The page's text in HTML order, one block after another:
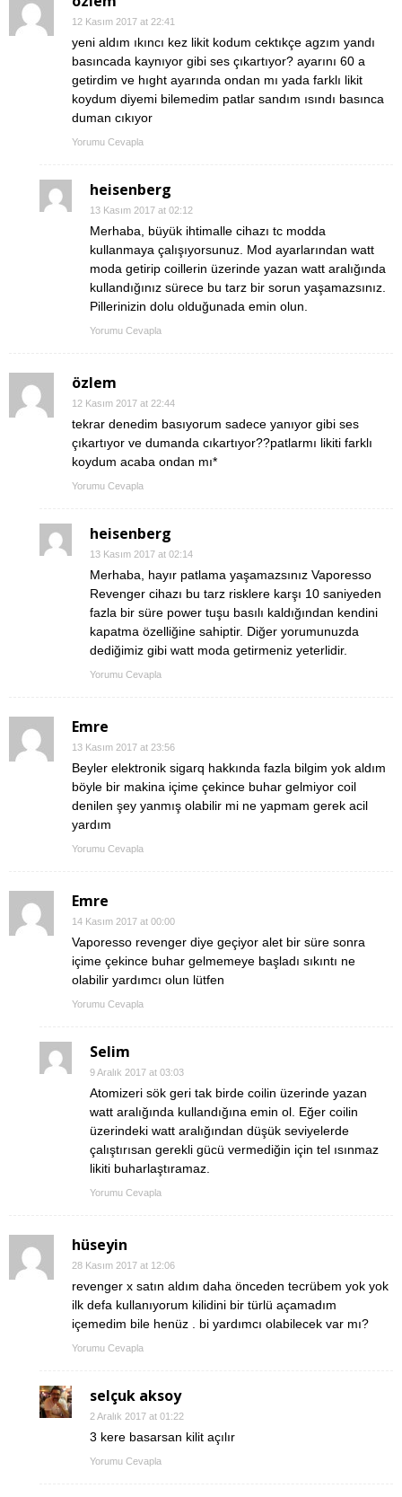
12 Kasım 2017 at 22:41
yeni aldım ıkıncı kez likit kodum cektıkçe agzım yandı
basıncada kaynıyor gibi ses çıkartıyor? ayarını 60 a
getirdim ve hıght ayarında ondan mı yada farklı likit
koydum diyemi bilemedim patlar sandım ısındı basınca
duman cıkıyor
Yorumu Cevapla
heisenberg
13 Kasım 2017 at 02:12
Merhaba, büyük ihtimalle cihazı tc modda
kullanmaya çalışıyorsunuz. Mod ayarlarından watt
moda getirip coillerin üzerinde yazan watt aralığında
kullandığınız sürece bu tarz bir sorun yaşamazsınız.
Pillerinizin dolu olduğunada emin olun.
Yorumu Cevapla
özlem
12 Kasım 2017 at 22:44
tekrar denedim basıyorum sadece yanıyor gibi ses
çıkartıyor ve dumanda cıkartıyor??patlarmı likiti farklı
koydum acaba ondan mı*
Yorumu Cevapla
heisenberg
13 Kasım 2017 at 02:14
Merhaba, hayır patlama yaşamazsınız Vaporesso
Revenger cihazı bu tarz risklere karşı 10 saniyeden
fazla bir süre power tuşu basılı kaldığından kendini
kapatma özelliğine sahiptir. Diğer yorumunuzda
dediğimiz gibi watt moda getirmeniz yeterlidir.
Yorumu Cevapla
Emre
13 Kasım 2017 at 23:56
Beyler elektronik sigarq hakkında fazla bilgim yok aldım
böyle bir makina içime çekince buhar gelmiyor coil
denilen şey yanmış olabilir mi ne yapmam gerek acil
yardım
Yorumu Cevapla
Emre
14 Kasım 2017 at 00:00
Vaporesso revenger diye geçiyor alet bir süre sonra
içime çekince buhar gelmemeye başladı sıkıntı ne
olabilir yardımcı olun lütfen
Yorumu Cevapla
Selim
9 Aralık 2017 at 03:03
Atomizeri sök geri tak birde coilin üzerinde yazan
watt aralığında kullandığına emin ol. Eğer coilin
üzerindeki watt aralığından düşük seviyelerde
çalıştırısan gerekli gücü vermediğin için tel ısınmaz
likiti buharlaştıramaz.
Yorumu Cevapla
hüseyin
28 Kasım 2017 at 12:06
revenger x satın aldım daha önceden tecrübem yok yok
ilk defa kullanıyorum kilidini bir türlü açamadım
içemedim bile henüz . bi yardımcı olabilecek var mı?
Yorumu Cevapla
selçuk aksoy
2 Aralık 2017 at 01:22
3 kere basarsan kilit açılır
Yorumu Cevapla